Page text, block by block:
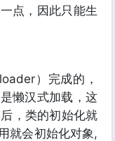
点，因此只能生
）完成的，
懒汉式加载，这
，类的初始化就
就会初始化对象,